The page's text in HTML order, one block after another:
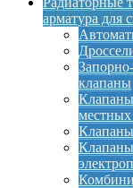
арматура для
клапаны
Клапаны
Клапаны